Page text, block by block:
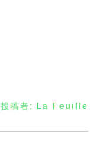
投稿者: La Feuille